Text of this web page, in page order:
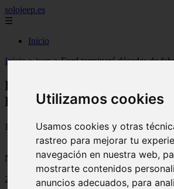
Utilizamos cookies
Usamos cookies y otras
rastreo para mejorar tu
navegación en nuestra web,
mostrarte contenidos
anuncios adecuados, para
solojeep.es
☰
Inicio
Inicio > jeep >Ford terminará décadas de
Ford terminará décadas de
Brasil
📅 08/09/2025
Novedades del Motor
2021-01-25